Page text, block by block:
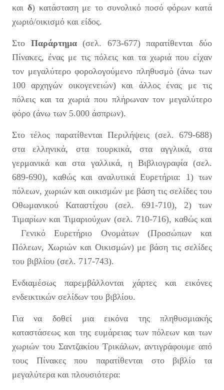
και δ) κατάσταση με το συνολικό ποσό φόρων κατά
χωριό/οικισμό και είδος.
Στο Παράρτημα(σελ. 673-677) παρατίθενται δύο
Πίνακες, ένας με τις πόλεις και τα χωριά που είχαν
τον μεγαλύτερο φορολογούμενο πληθυσμό (άνω των
100 αρχηγών οικογενειών) και άλλος ένας με τις
πόλεις και τα χωριά που πλήρωναν τον μεγαλύτερο
φόρο (άνω των 5.000 άσπρων).
Στο τέλος παρατίθενται Περιλήψεις (σελ. 679-688)
στα ελληνικά, στα τουρκικά, στα αγγλικά, στα
γερμανικά και στα γαλλικά, η Βιβλιογραφία (σελ.
689-690), καθώς και αναλυτικά Ευρετήρια: 1) των
πόλεων, χωριών και οικισμών με βάση τις σελίδες του
Οθωμανικού Καταστίχου (σελ. 691-710), 2) των
Τιμαρίων και Τιμαριούχων (σελ. 710-716), καθώς και
Γενικό Ευρετήριο Ονομάτων (Προσώπων και
Πόλεων, Χωριών και Οικισμών) με βάση τις σελίδες
του βιβλίου (σελ. 717-743).
Ενδιαμέσως παρεμβάλλονται χάρτες και εικόνες
ενδεικτικών σελίδων του βιβλίου.
Για να δοθεί μια εικόνα της πληθυσμιακής
καταστάσεως και της ευμάρειας των πόλεων και των
χωριών του Σαντζακίου Τρικάλων, αντιγράφουμε από
τους Πίνακες που παρατίθενται στο βιβλίο τα
μεγαλύτερα και πλουσιότερα: